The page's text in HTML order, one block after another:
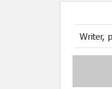
Writer,